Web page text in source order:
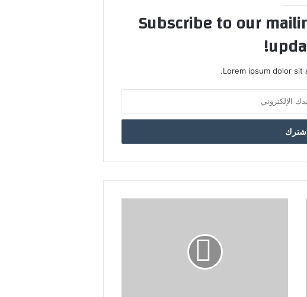
القلب
الوقت
أكثر من سؤال | لماذا أشعر
الوزن؟
الرياضة واتباع حمية
Subscribe to our
Lorem ipsum dolor sit